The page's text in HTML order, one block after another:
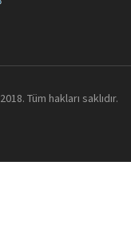
2018. Tüm hakları saklıdır.